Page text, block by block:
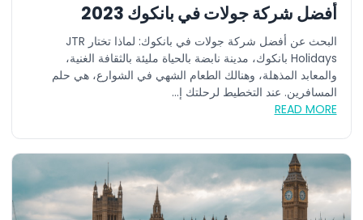
أفضل شركة جولات في بانكوك 2023
البحث عن أفضل شركة جولات في بانكوك: لماذا تختار JTR
Holidays بانكوك، مدينة نابضة بالحياة مليئة بالثقافة الغنية،
والمعابد المذهلة، وهنالك الطعام الشهي في الشوارع، هي حلم
المسافرين. عند التخطيط لرحلتك إ...
READ MORE